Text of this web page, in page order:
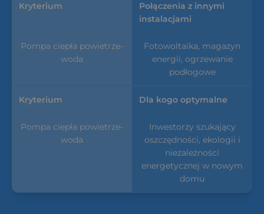
Połączenia z innymi
instalacjami
Fotowoltaika, magazyn
energii, ogrzewanie
podłogowe
Dla kogo optymalne
Inwestorzy szukający
oszczędności, ekologii i
niezależności
energetycznej w nowym
domu